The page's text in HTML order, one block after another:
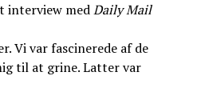
interview medDaily Mail
Vi var fascinerede af de
til at grine. Latter var